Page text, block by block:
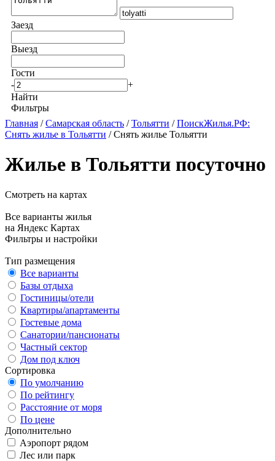
Заезд
Выезд
Гости
-
+
Найти
Фильтры
Главная /Самарская область /Тольятти /ПоискЖилья.РФ:
Снять жилье в Тольятти / Снять жилье Тольятти
Жилье в Тольятти посуточно
Смотреть на картах
Все варианты жилья
на Яндекс Картах
Фильтры и настройки
Тип размещения
Все варианты
Базы отдыха
Гостиницы/отели
Квартиры/апартаменты
Гостевые дома
Санатории/пансионаты
Частный сектор
Дом под ключ
Сортировка
По умолчанию
По рейтингу
Расстояние от моря
По цене
Дополнительно
Аэропорт рядом
Лес или парк